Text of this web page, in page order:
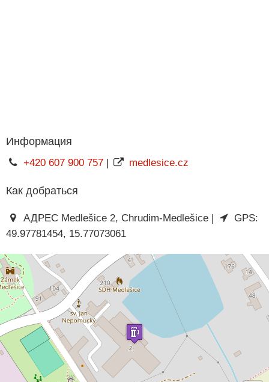
Информация
+420 607 900 757| medlesice.cz
Как добраться
АДРЕС Medlešice 2, Chrudim-Medlešice |
GPS:
49.97781454, 15.77073061